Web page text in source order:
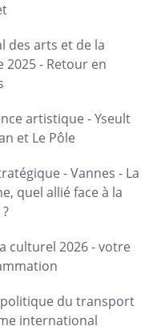
des arts et de la
2025 - Retour en
artistique - Yseult
et Le Pôle
- Vannes - La
quel allié face à la
culturel 2026 - votre
du transport
international